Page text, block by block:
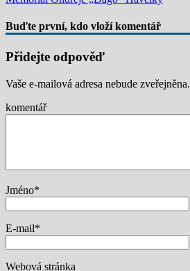
Buďte první, kdo vloží komentář
Přidejte odpověď
Vaše e-mailová adresa nebude zveřejněna.
komentář
Jméno*
E-mail*
Webová stránka